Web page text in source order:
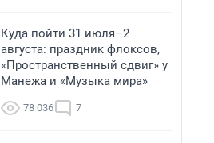
Куда пойти 31 июля–2
августа: праздник флоксов,
«Пространственный сдвиг» у
Манежа и «Музыка мира»
78 036 7